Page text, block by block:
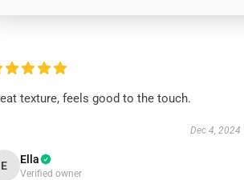
texture, feels good to the touch.
Dec 4, 2024
E Ella
Verified owner